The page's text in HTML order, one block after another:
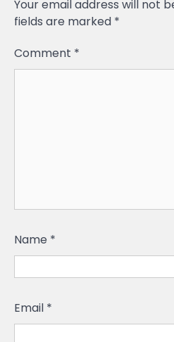
Your email address will not
fields are marked *
Comment *
Name *
Email *